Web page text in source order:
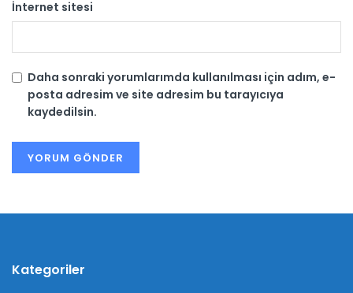
İnternet sitesi
Daha sonraki yorumlarımda kullanılması için adım, e-
posta adresim ve site adresim bu tarayıcıya
kaydedilsin.
Kategoriler